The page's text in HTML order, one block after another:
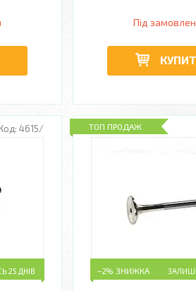
Під
4615/
25 ДНІВ
ТОП ПРОДАЖ
–2%